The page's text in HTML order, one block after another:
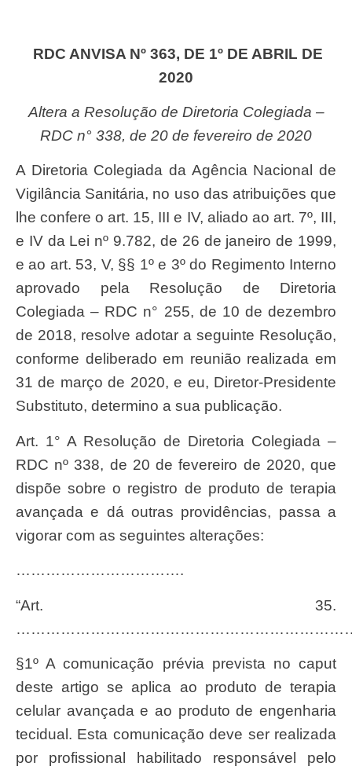
RDC ANVISA Nº 363, DE 1º DE ABRIL DE
2020
Altera a Resolução de Diretoria Colegiada –
RDC n° 338, de 20 de fevereiro de 2020
A Diretoria Colegiada da Agência Nacional de
Vigilância Sanitária, no uso das atribuições que
lhe confere o art. 15, III e IV, aliado ao art. 7º, III,
e IV da Lei nº 9.782, de 26 de janeiro de 1999,
e ao art. 53, V, §§ 1º e 3º do Regimento Interno
aprovado pela Resolução de Diretoria
Colegiada – RDC n° 255, de 10 de dezembro
de 2018, resolve adotar a seguinte Resolução,
conforme deliberado em reunião realizada em
31 de março de 2020, e eu, Diretor-Presidente
Substituto, determino a sua publicação.
Art. 1° A Resolução de Diretoria Colegiada –
RDC nº 338, de 20 de fevereiro de 2020, que
dispõe sobre o registro de produto de terapia
avançada e dá outras providências, passa a
vigorar com as seguintes alterações:
…………………………….
“Art. 35.
§1º A comunicação prévia prevista no caput
deste artigo se aplica ao produto de terapia
celular avançada e ao produto de engenharia
tecidual. Esta comunicação deve ser realizada
por profissional habilitado responsável pelo